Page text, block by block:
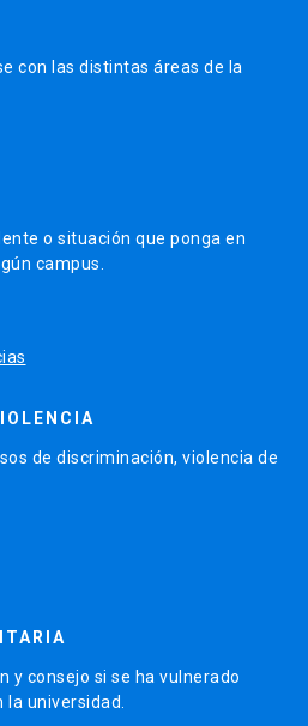
con las distintas áreas de la
o situación que ponga en
campus.
de discriminación, violencia de
y consejo si se ha vulnerado
la universidad.